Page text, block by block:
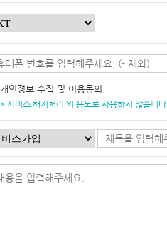
개인정보 수집 및 이용동의
* 서비스 해지처리 외 용도로 사용하지 않습니다.